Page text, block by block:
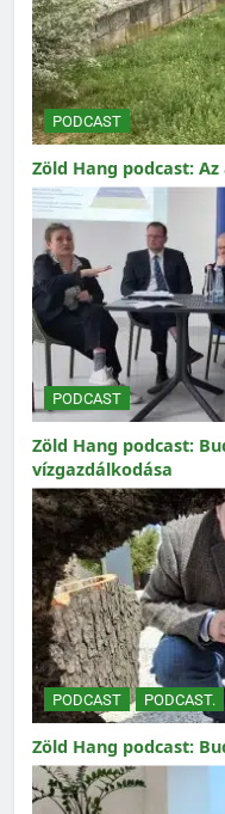
PODCAST
Zöld Hang podcast:
PODCAST
Zöld Hang podcast:
vízgazdálkodása
PODCAST PODCAST.
Zöld Hang podcast: